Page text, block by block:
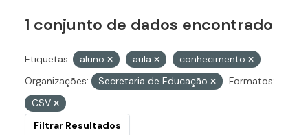
1 conjunto de dados encontrado
Etiquetas: aluno aula
conhecimento
Organizações:
Secretaria de Educação
Formatos:
CSV
Filtrar Resultados